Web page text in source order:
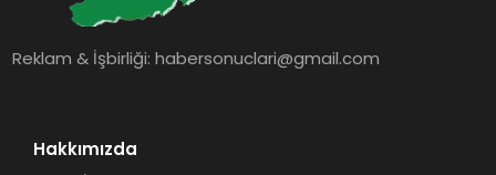
Reklam & İşbirliği:habersonuclari@gmail.com
Hakkımızda